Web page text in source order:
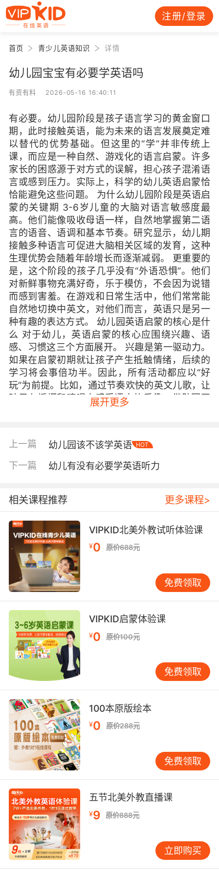
注册/登录
首页 青少儿英语知识 详情
幼儿园宝宝有必要学英语吗
有资有料 2026-05-16 16:40:11
有必要。幼儿园阶段是孩子语言学习的黄金窗口
期，此时接触英语，能为未来的语言发展奠定难
以替代的优势基础。但这里的“学”并非传统上
课，而应是一种自然、游戏化的语言启蒙。许多
家长的困惑源于对方式的误解，担心孩子混淆语
言或感到压力。实际上，科学的幼儿英语启蒙恰
恰能避免这些问题。 为什么幼儿园阶段是英语启
蒙的关键期 3-6岁儿童的大脑对语言敏感度最
高。他们能像吸收母语一样，自然地掌握第二语
言的语音、语调和基本节奏。研究显示，幼儿期
接触多种语言可促进大脑相关区域的发育，这种
生理优势会随着年龄增长而逐渐减弱。 更重要的
是，这个阶段的孩子几乎没有“外语恐惧”。他们
对新鲜事物充满好奇，乐于模仿，不会因为说错
而感到害羞。在游戏和日常生活中，他们常常能
自然地切换中英文，对他们而言，英语只是另一
种有趣的表达方式。 幼儿园英语启蒙的核心是什
么 对于幼儿，英语启蒙的核心应围绕兴趣、语
感、习惯这三个方面展开。 兴趣是第一驱动力。
如果在启蒙初期就让孩子产生抵触情绪，后续的
学习将会事倍功半。因此，所有活动都应以“好
玩”为前提。比如，通过节奏欢快的英文儿歌，让
孩子在摇摆和哼唱中感受语言的乐趣；借助图画
生动、故事有趣的绘本，在翻页间探索语言的魅
起来对不对、感觉顺不顺”的直觉。幼儿通过大量
聆听原汁原味的英语，会逐渐建立起对语音、语
调、节奏的敏感度。这种语感一旦形成便受益终
身，它比单纯记忆大量单词更为根本，是未来语
每天10分钟的英文绘本共读时间，每周聆听几首
熟悉的英文童谣，这些微小的习惯日积月累，就
能在家庭中营造出有效的语言环境。习惯的力量
在于其可持续性——它无需刻意坚持，便能悄然
融入生活。 幼儿园英语启蒙的常见误区 在启蒙过
程中，家长需要特别注意避开几个常见误区： 误
区一：追求立竿见影的效果。 期待孩子在短期内
就能说出完整句子、认识大量单词，这种急切的
心态可能会给孩子带来压力，反而适得其反。语
言学习是一个潜移默化的过程，尤其在幼儿阶
段，大量的“输入”（听）远比即时的“输出”（说）
更重要。孩子可能需要反复听很多遍“apple”这个
词，才会在某个合适的场景下自然地把它说出
来。 误区二：把启蒙等同于“正式上课”。 对幼儿
来说，最佳的学习就发生在生活里。早上起床时
说一句“Good morning”，吃饭时指认“rice”和
“vegetables”，出门时看到汽车和树木就说说
“car”和“tree”——这些日常场景中的自然输入，
远比正襟危坐的课堂学习更有效，也更容易被孩
子接受。 误区三：过度纠正孩子的发音。 幼儿的
发音器官仍在发育中，有些音发不准是完全正常
的现象。如果家长不断地打断并纠正，反而会打
击孩子表达的勇气和兴趣。正确的做法是，家长
自己示范正确的发音，但不必强求孩子立刻模仿
改正。随着听力输入的持续增加以及孩子年龄的
增长，其发音通常会自然得到改善。 家庭如何开
展有效的英语启蒙 家庭是英语启蒙的主阵地。以
下是一些简单易行的方法： 创造英语环境，而非
英语课堂。 可以在家中设置一个温馨的“英语
角”，摆放孩子喜欢的英文绘本、播放儿歌的音频
展开更多
上一篇 幼儿园该不该学英语 HOT
下一篇 幼儿有没有必要学英语听力
相关课程推荐 更多课程>
VIPKID北美外教试听体验课
¥0 原价688元
免费领取
VIPKID启蒙体验课
¥0 原价100元
免费领取
100本原版绘本
¥0 原价288元
免费领取
五节北美外教直播课
¥9 原价888元
立即购买